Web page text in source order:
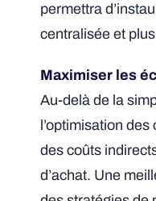
permettra
centralisée et
Maximiser les
Au-delà de la
l’optimisation
des coûts
d’achat. Une